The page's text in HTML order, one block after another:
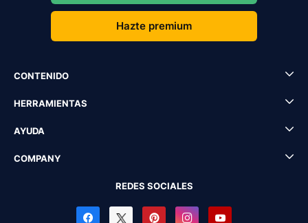
Hazte premium
CONTENIDO
HERRAMIENTAS
AYUDA
COMPANY
REDES SOCIALES